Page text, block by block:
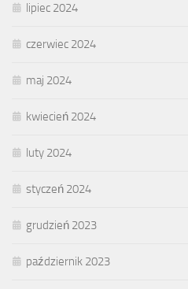
lipiec 2024
czerwiec 2024
maj 2024
kwiecień 2024
luty 2024
styczeń 2024
grudzień 2023
październik 2023